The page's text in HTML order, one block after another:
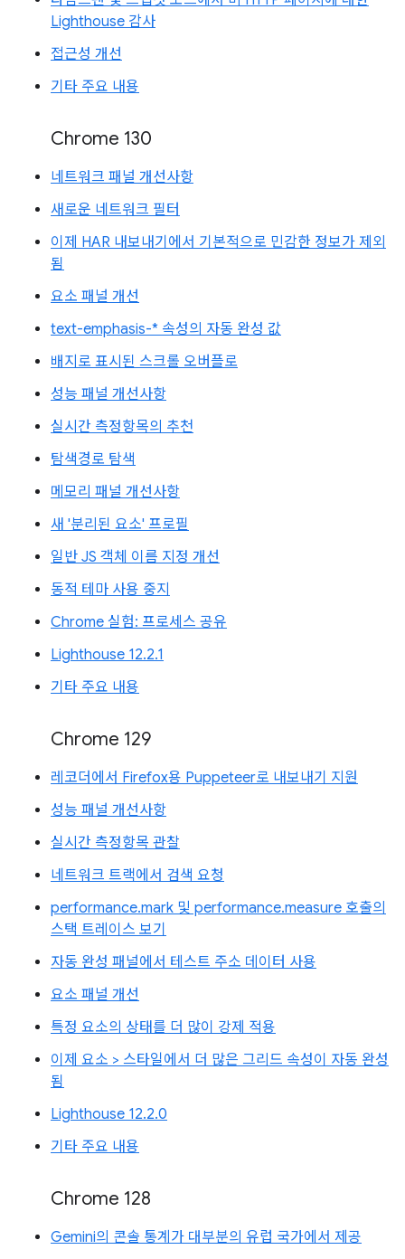
Lighthouse 감사
접근성 개선
기타 주요 내용
Chrome 130
네트워크 패널 개선사항
새로운 네트워크 필터
이제 HAR 내보내기에서 기본적으로 민감한 정보가 제외
됨
요소 패널 개선
text-emphasis-* 속성의 자동 완성 값
배지로 표시된 스크롤 오버플로
성능 패널 개선사항
실시간 측정항목의 추천
탐색경로 탐색
메모리 패널 개선사항
새 '분리된 요소' 프로필
일반 JS 객체 이름 지정 개선
동적 테마 사용 중지
Chrome 실험: 프로세스 공유
Lighthouse 12.2.1
기타 주요 내용
Chrome 129
레코더에서 Firefox용 Puppeteer로 내보내기 지원
성능 패널 개선사항
실시간 측정항목 관찰
네트워크 트랙에서 검색 요청
performance.mark 및 performance.measure 호출의
스택 트레이스 보기
자동 완성 패널에서 테스트 주소 데이터 사용
요소 패널 개선
특정 요소의 상태를 더 많이 강제 적용
이제 요소 > 스타일에서 더 많은 그리드 속성이 자동 완성
됨
Lighthouse 12.2.0
기타 주요 내용
Chrome 128
Gemini의 콘솔 통계가 대부분의 유럽 국가에서 제공